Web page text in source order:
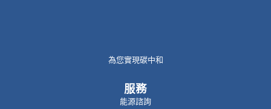
為您實現碳中和
服務
能源諮詢